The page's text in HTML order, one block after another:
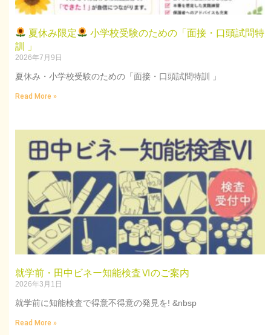
夏休み限定
小学校受験のための「面接・口頭試問特
訓 」
2026年7月9日
夏休み・小学校受験のための「面接・口頭試問特訓 」
Read More »
就学前・田中ビネー知能検査Ⅵのご案内
2026年3月1日
就学前に知能検査で得意不得意の発見を! &nbsp
Read More »